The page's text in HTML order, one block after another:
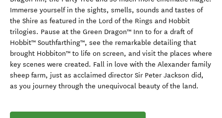
Immerse yourself in the sights, smells, sounds and tastes of
the Shire as featured in the Lord of the Rings and Hobbit
trilogies. Pause at the Green Dragon™ Inn to for a draft of
Hobbit™ Southfarthing™, see the remarkable detailing that
brought Hobbiton™ to life on screen, and visit the places where
key scenes were created. Fall in love with the Alexander family
sheep farm, just as acclaimed director Sir Peter Jackson did,
as you journey through the unequivocal beauty of the land.